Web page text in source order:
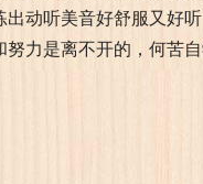
动听美音好舒服又好
力是离不开的，何苦